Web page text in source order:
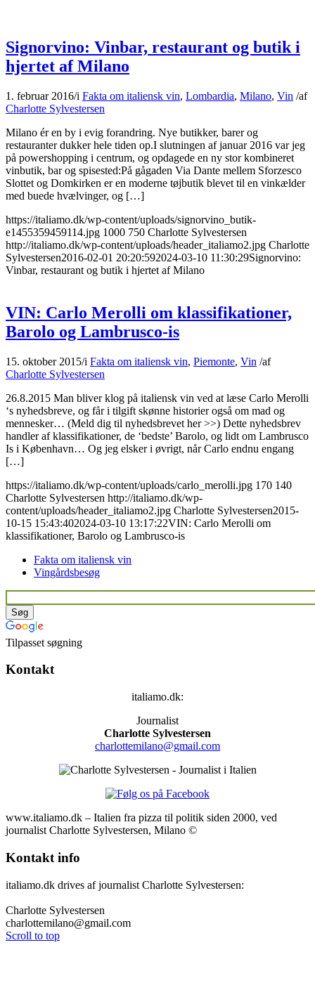
Signorvino: Vinbar, restaurant og butik i
hjertet af Milano
1. februar 2016/i Fakta om italiensk vin, Lombardia, Milano, Vin /af
Charlotte Sylvestersen
Milano ér en by i evig forandring. Nye butikker, barer og
restauranter dukker hele tiden op.I slutningen af januar 2016 var jeg
på powershopping i centrum, og opdagede en ny stor kombineret
vinbutik, bar og spisested:På gågaden Via Dante mellem Sforzesco
Slottet og Domkirken er en moderne tøjbutik blevet til en vinkælder
med buede hvælvinger, og […]
https://italiamo.dk/wp-content/uploads/signorvino_butik-
e1455359459114.jpg 1000 750 Charlotte Sylvestersen
http://italiamo.dk/wp-content/uploads/header_italiamo2.jpg Charlotte
Sylvestersen2016-02-01 20:20:592024-03-10 11:30:29Signorvino:
Vinbar, restaurant og butik i hjertet af Milano
VIN: Carlo Merolli om klassifikationer,
Barolo og Lambrusco-is
15. oktober 2015/i Fakta om italiensk vin, Piemonte, Vin /af
Charlotte Sylvestersen
26.8.2015 Man bliver klog på italiensk vin ved at læse Carlo Merolli
‘s nyhedsbreve, og får i tilgift skønne historier også om mad og
mennesker… (Meld dig til nyhedsbrevet her >>) Dette nyhedsbrev
handler af klassifikationer, de ‘bedste’ Barolo, og lidt om Lambrusco
Is i København… Og jeg elsker i øvrigt, når Carlo endnu engang
[…]
https://italiamo.dk/wp-content/uploads/carlo_merolli.jpg 170 140
Charlotte Sylvestersen http://italiamo.dk/wp-
content/uploads/header_italiamo2.jpg Charlotte Sylvestersen2015-
10-15 15:43:402024-03-10 13:17:22VIN: Carlo Merolli om
klassifikationer, Barolo og Lambrusco-is
Fakta om italiensk vin
Vingårdsbesøg
Tilpasset søgning
Kontakt
italiamo.dk:
Journalist
Charlotte Sylvestersen
charlottemilano@gmail.com
www.italiamo.dk – Italien fra pizza til politik siden 2000, ved
journalist Charlotte Sylvestersen, Milano ©
Kontakt info
italiamo.dk drives af journalist Charlotte Sylvestersen:
Charlotte Sylvestersen
charlottemilano@gmail.com
Scroll to top